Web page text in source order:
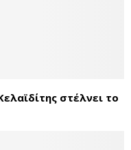
στέλνει το